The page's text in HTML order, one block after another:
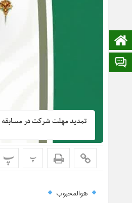
تمدید مهلت شرکت در مسابقه
پ پ
هوالمحبوب